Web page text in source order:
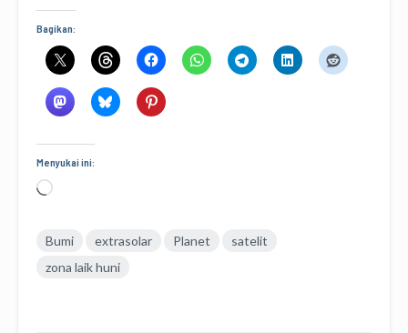
Bagikan:
Menyukai ini:
Memuat...
Bumi extrasolar Planet
satelit
zona laik huni